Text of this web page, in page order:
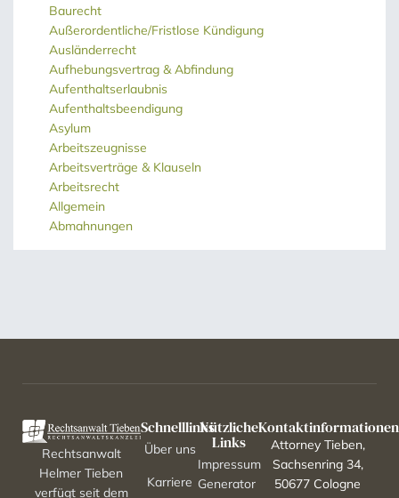
Baurecht
Außerordentliche/Fristlose Kündigung
Ausländerrecht
Aufhebungsvertrag & Abfindung
Aufenthaltserlaubnis
Aufenthaltsbeendigung
Asylum
Arbeitszeugnisse
Arbeitsverträge & Klauseln
Arbeitsrecht
Allgemein
Abmahnungen
Rechtsanwalt
Helmer Tieben
verfügt seit dem
Schnelllinks
Über uns
Karriere
Nützliche
Links
Impressum
Generator
Kontaktinformationen
Attorney Tieben,
Sachsenring 34,
50677 Cologne